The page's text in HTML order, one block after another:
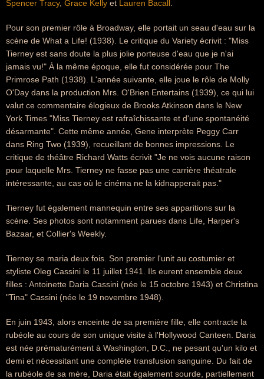
Spencer Tracy, Grace Kelly et Lauren Bacall
Pour son premier rôle à Broadway, elle portait un seau d'eau sur la
scène de What a Life! (1938). Le critique du Variety écrivit : "Miss
Tierney est sans doute la plus jolie porteuse d'eau que je n'ai
jamais vu!" À la même époque, elle fut considérée pour The
Primrose Path (1938). L'année suivante, elle joue le rôle de Molly
O'Day dans la production Mrs. O'Brien Entertains (1939), ce qui lui
valut ce commentaire élogieux de Brooks Atkinson dans le New
York Times "Miss Tierney est rafraîchissante et d'une spontanéité
désarmante". Cette même année, Gene interprète Peggy Carr
dans Ring Two (1939), recueillant de bonnes impressions. Le
critique de théâtre Richard Watts écrivit "Je ne vois aucune raison
pour laquelle Mrs. Tierney ne fasse pas une carrière théatrale
intéressante, au cas où le cinéma ne la kidnapperait pas."
Tierney fut également mannequin entre ses apparitions sur la
scène. Ses photos sont notamment parues dans Life, Harper's
Bazaar, et Collier's Weekly.
Tierney se maria deux fois. Son premier l'unit au costumier et
styliste Oleg Cassini le 11 juillet 1941. Ils eurent ensemble deux
filles : Antoinette Daria Cassini (née le 15 octobre 1943) et Christina
"Tina" Cassini (née le 19 novembre 1948).
En juin 1943, alors enceinte de sa première fille, elle contracte la
rubéole au cours de son unique visite à l'Hollywood Canteen. Daria
est née prématurément à Washington, D.C., ne pesant qu'un kilo et
demi et nécessitant une complète transfusion sanguine. Du fait de
la rubéole de sa mère, Daria était également sourde, partiellement